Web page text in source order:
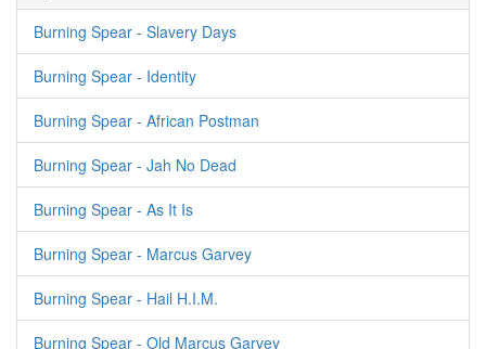
Burning Spear - Slavery Days
Burning Spear - Identity
Burning Spear - African Postman
Burning Spear - Jah No Dead
Burning Spear - As It Is
Burning Spear - Marcus Garvey
Burning Spear - Hail H.I.M.
Burning Spear - Old Marcus Garvey